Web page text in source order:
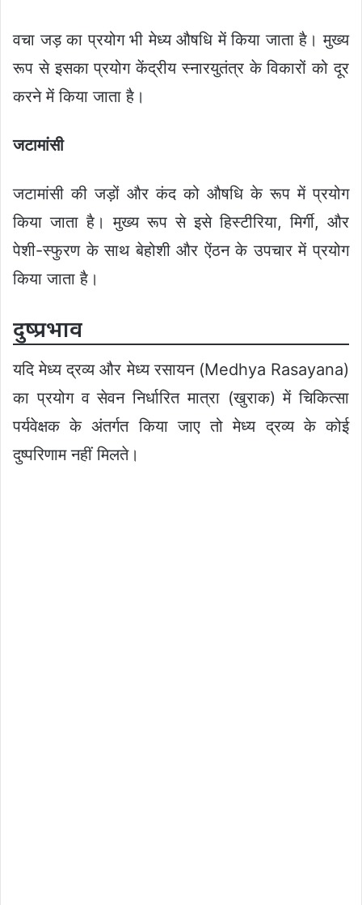
वचा जड़ का प्रयोग भी मेध्य औषधि में किया जाता है। मुख्य
रूप से इसका प्रयोग केंद्रीय स्नारयुतंत्र के विकारों को दूर
करने में किया जाता है।
जटामांसी
जटामांसी की जड़ों और कंद को औषधि के रूप में प्रयोग
किया जाता है। मुख्य रूप से इसे हिस्टीरिया, मिर्गी, और
पेशी-स्फुरण के साथ बेहोशी और ऐंठन के उपचार में प्रयोग
किया जाता है।
दुष्प्रभाव
यदि मेध्य द्रव्य और मेध्य रसायन (Medhya Rasayana)
का प्रयोग व सेवन निर्धारित मात्रा (खुराक) में चिकित्सा
पर्यवेक्षक के अंतर्गत किया जाए तो मेध्य द्रव्य के कोई
दुष्परिणाम नहीं मिलते।